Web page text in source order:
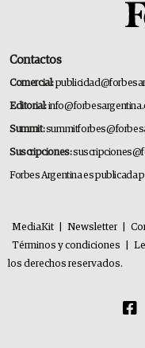
Contactos
Comercial:
Editorial:
Summit:
Suscripciones:
Forbes Argentina es publicada
MediaKit Newsletter
Términos y condiciones
los derechos reservados.